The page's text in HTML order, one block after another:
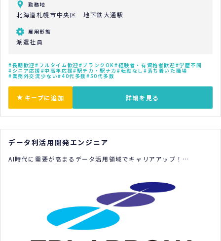
勤務地
北海道札幌市中央区 地下鉄大通駅
雇用形態
派遣社員
長期歓迎 フルタイム歓迎 ブランクOK 経験者・有資格者歓迎 学歴不問
シニア応援 中高年応援 駅チカ・駅ナカ 転勤なし 落ち着いた職場
業務外交流少ない 40代多数 50代多数
キープに追加 詳細を見る
データ利活用開発エンジニア
AI時代に需要が高まるデータ活用領域でキャリアアップ！